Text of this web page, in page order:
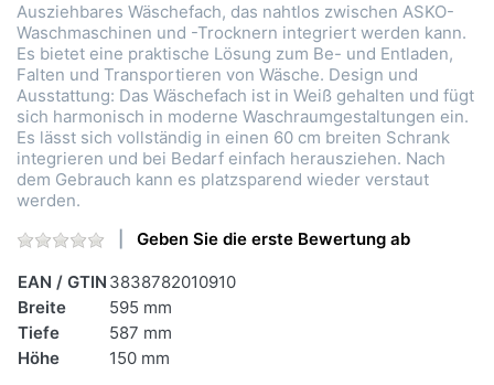
Ausziehbares Wäschefach, das nahtlos zwischen ASKO-
Waschmaschinen und -Trocknern integriert werden kann.
Es bietet eine praktische Lösung zum Be- und Entladen,
Falten und Transportieren von Wäsche. Design und
Ausstattung: Das Wäschefach ist in Weiß gehalten und fügt
sich harmonisch in moderne Waschraumgestaltungen ein.
Es lässt sich vollständig in einen 60 cm breiten Schrank
integrieren und bei Bedarf einfach herausziehen. Nach
dem Gebrauch kann es platzsparend wieder verstaut
werden.
Geben Sie die erste Bewertung ab
EAN / GTIN 3838782010910
Breite
595 mm
Tiefe
587 mm
Höhe
150 mm